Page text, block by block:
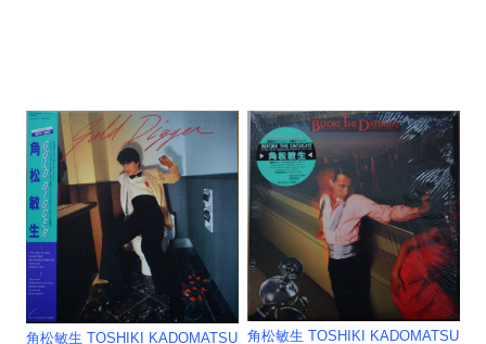
角松敏生 TOSHIKI KADOMATSU
角松敏生 TOSHIKI KADOMATSU